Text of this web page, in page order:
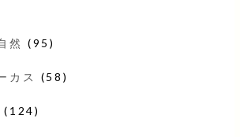
然 (95)
カス (58)
(124)